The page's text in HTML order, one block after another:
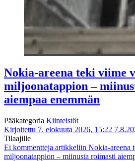
Nokia-areena teki viime
miljoonatappion –
aiempaa enemmän
Pääkategoria Kiinteistöt
Kirjoitettu 7. elokuuta 2026, 15:22
Tilaajille
Ei kommentteja artikkeliin Nokia-areena
miljoonatappion – miinusta roimasti